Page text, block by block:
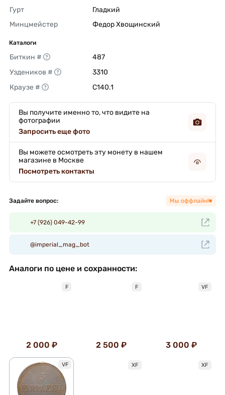
Гурт
Гладкий
Минцмейстер
Федор Хвощинский
Каталоги
Биткин #
487
Уздеников #
3310
Краузе #
C140.1
Вы получите именно то, что видите на
фотографии
Запросить еще фото
Вы можете осмотреть эту монету в нашем
магазине в Москве
Посмотреть контакты
Задайте вопрос: Мы оффлайн!
+7 (926) 049-42-99
@imperial_mag_bot
Аналоги по цене и сохранности:
F
2 000 ₽
F
2 500 ₽
VF
3 000 ₽
VF XF XF